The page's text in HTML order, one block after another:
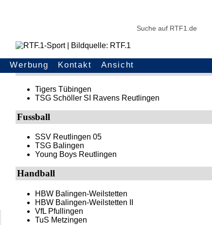
Werbung Kontakt Ansicht
Basketball
Tigers Tübingen
TSG Schöller SI Ravens Reutlingen
Fussball
SSV Reutlingen 05
TSG Balingen
Young Boys Reutlingen
Handball
HBW Balingen-Weilstetten
HBW Balingen-Weilstetten II
VfL Pfullingen
TuS Metzingen